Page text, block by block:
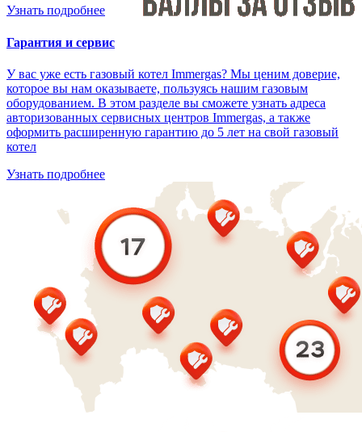
Узнать подробнее
Гарантия и сервис
У вас уже есть газовый котел Immergas? Мы ценим доверие,
которое вы нам оказываете, пользуясь нашим газовым
оборудованием. В этом разделе вы сможете узнать адреса
авторизованных сервисных центров Immergas, а также
оформить расширенную гарантию до 5 лет на свой газовый
котел
Узнать подробнее